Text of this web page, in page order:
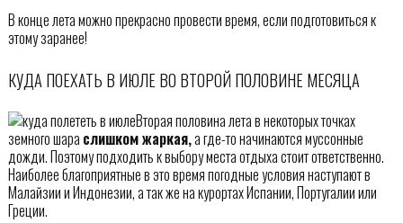
В конце лета можно прекрасно провести время, если подготовиться к
этому заранее!
КУДА ПОЕХАТЬ В ИЮЛЕ ВО ВТОРОЙ ПОЛОВИНЕ МЕСЯЦА
Вторая половина лета в некоторых точках
земного шара слишком жаркая,а где-то начинаются муссонные
дожди. Поэтому подходить к выбору места отдыха стоит ответственно.
Наиболее благоприятные в это время погодные условия наступают в
Малайзии и Индонезии, а так же на курортах Испании, Португалии или
Греции.